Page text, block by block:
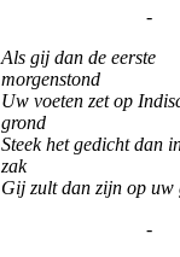
-
Als gij dan de eerste
morgenstond
Uw voeten zet op
grond
Steek het gedicht dan
zak
Gij zult dan zijn op uw
-